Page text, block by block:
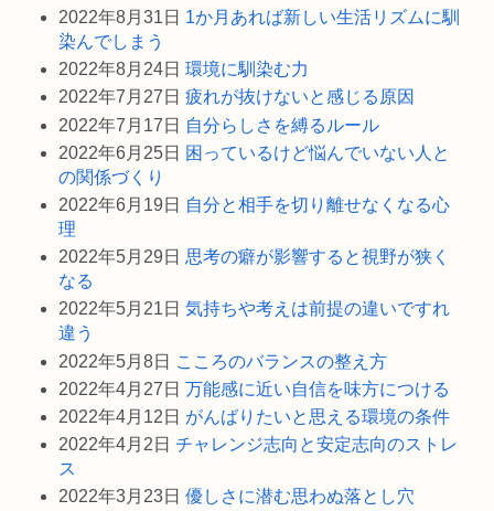
2022年8月31日 1か月あれば新しい生活リズムに馴
染んでしまう
2022年8月24日 環境に馴染む力
2022年7月27日 疲れが抜けないと感じる原因
2022年7月17日 自分らしさを縛るルール
2022年6月25日 困っているけど悩んでいない人と
の関係づくり
2022年6月19日 自分と相手を切り離せなくなる心
理
2022年5月29日 思考の癖が影響すると視野が狭く
なる
2022年5月21日 気持ちや考えは前提の違いですれ
違う
2022年5月8日 こころのバランスの整え方
2022年4月27日 万能感に近い自信を味方につける
2022年4月12日 がんばりたいと思える環境の条件
2022年4月2日 チャレンジ志向と安定志向のストレ
ス
2022年3月23日 優しさに潜む思わぬ落とし穴